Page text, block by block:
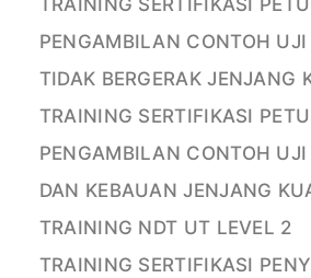
TRAINING SERTIFIKASI
PENGAMBILAN CONTOH UJI
TIDAK BERGERAK JENJANG
TRAINING SERTIFIKASI
PENGAMBILAN CONTOH
DAN KEBAUAN JENJANG
TRAINING NDT UT LEVEL 2
TRAINING SERTIFIKASI